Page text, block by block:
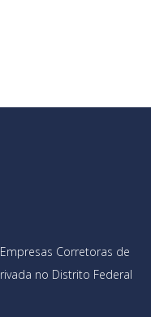
Corretoras de
no Distrito Federal